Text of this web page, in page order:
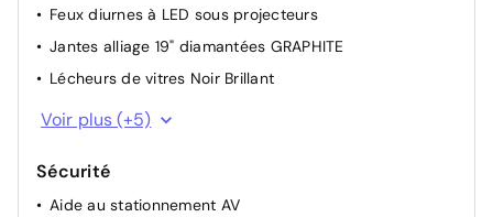
Volant avec réglage manuel en hauteur et en
Feux diurnes à LED sous projecteurs
Jantes alliage 19" diamantées GRAPHITE
Lécheurs de vitres Noir Brillant
Monogrammes Hybrid
Montants de baie textile Noir Mistral
Vitres AV feuilletées acoustiques
Voir plus (+5)
Sécurité
Aide au stationnement AV